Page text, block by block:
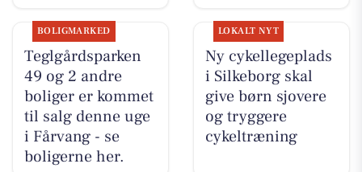
BOLIGMARKED
Teglgårdsparken
49 og 2 andre
boliger er kommet
til salg denne uge
i Fårvang - se
boligerne her.
LOKALT NYT
Ny cykellegeplads
i Silkeborg skal
give børn sjovere
og tryggere
cykeltræning